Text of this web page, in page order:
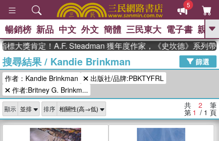
5
GO
熱搜： 東野圭吾 高希均教授回憶錄
、 The Odyssey 、 父親節 、 如果歷
史是一群喵 、 暑期推薦
登輝時代 、 數學女孩：黎曼猜想 、
偉大的迷走神經
暢銷榜 新品 中文 外文 簡體 三民東大 電子書 親子
標大獎肯定！A.F. Steadman 獲年度作家，《史坎德》系列帶
搜尋結果/ Kandie Brinkman
篩選
作者：Kandie Brinkman
出版社/品牌:PBKTYFRL
作者:Britney G. Brinkm...
顯示 排序 共 2 筆
第 1 / 1 頁